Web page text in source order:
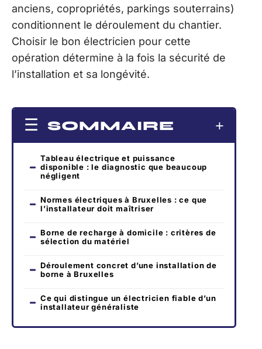
anciens, copropriétés, parkings souterrains)
conditionnent le déroulement du chantier.
Choisir le bon électricien pour cette
opération détermine à la fois la sécurité de
l’installation et sa longévité.
SOMMAIRE
Tableau électrique et puissance
disponible : le diagnostic que beaucoup
négligent
Normes électriques à Bruxelles : ce que
l’installateur doit maîtriser
Borne de recharge à domicile : critères de
sélection du matériel
Déroulement concret d’une installation de
borne à Bruxelles
Ce qui distingue un électricien fiable d’un
installateur généraliste